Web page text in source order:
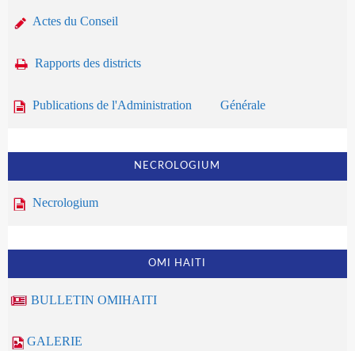
Actes du Conseil
Rapports des districts
Publications de l'Administration Générale
NECROLOGIUM
Necrologium
OMI HAITI
BULLETIN OMIHAITI
GALERIE